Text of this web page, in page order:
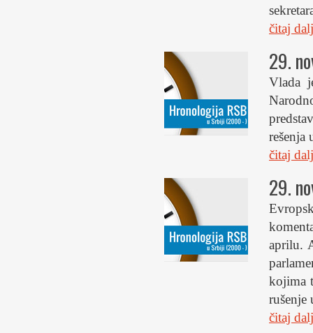
čitaj
29.
Vlada
rešenja
čitaj
29.
aprilu.
kojima
rušenje
čitaj